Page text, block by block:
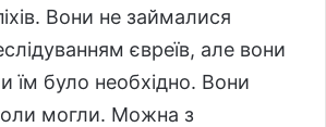
Вони не займалися
євреїв, але вони
їм було необхідно. Вони
могли. Можна з